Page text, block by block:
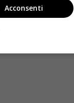
Acconsenti